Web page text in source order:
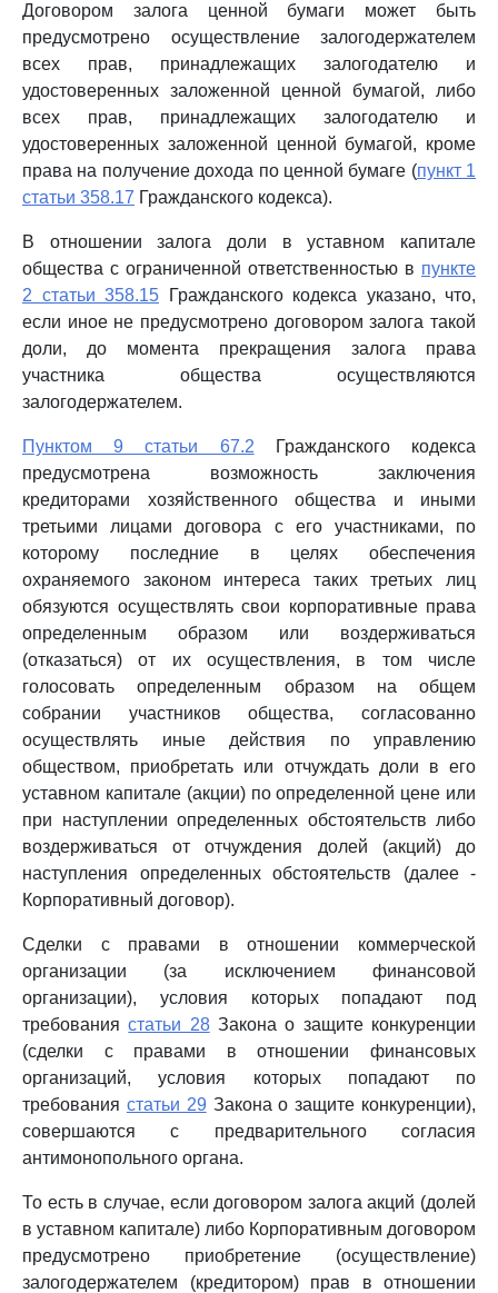
Договором залога ценной бумаги может быть
предусмотрено осуществление залогодержателем
всех прав, принадлежащих залогодателю и
удостоверенных заложенной ценной бумагой, либо
всех прав, принадлежащих залогодателю и
удостоверенных заложенной ценной бумагой, кроме
права на получение дохода по ценной бумаге (пункт 1
статьи 358.17 Гражданского кодекса).
В отношении залога доли в уставном капитале
общества с ограниченной ответственностью в пункте
2 статьи 358.15 Гражданского кодекса указано, что,
если иное не предусмотрено договором залога такой
доли, до момента прекращения залога права
участника общества осуществляются
залогодержателем.
Пунктом 9 статьи 67.2 Гражданского кодекса
предусмотрена возможность заключения
кредиторами хозяйственного общества и иными
третьими лицами договора с его участниками, по
которому последние в целях обеспечения
охраняемого законом интереса таких третьих лиц
обязуются осуществлять свои корпоративные права
определенным образом или воздерживаться
(отказаться) от их осуществления, в том числе
голосовать определенным образом на общем
собрании участников общества, согласованно
осуществлять иные действия по управлению
обществом, приобретать или отчуждать доли в его
уставном капитале (акции) по определенной цене или
при наступлении определенных обстоятельств либо
воздерживаться от отчуждения долей (акций) до
наступления определенных обстоятельств (далее -
Корпоративный договор).
Сделки с правами в отношении коммерческой
организации (за исключением финансовой
организации), условия которых попадают под
требованиястатьи 28Закона о защите конкуренции
(сделки с правами в отношении финансовых
организаций, условия которых попадают по
требования статьи 29 Закона о защите конкуренции),
совершаются с предварительного согласия
антимонопольного органа.
То есть в случае, если договором залога акций (долей
в уставном капитале) либо Корпоративным договором
предусмотрено приобретение (осуществление)
залогодержателем (кредитором) прав в отношении